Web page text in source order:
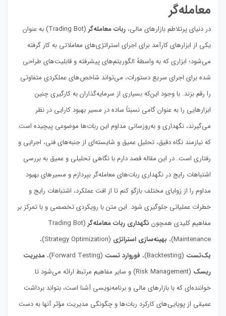
معامله‌گر
در دنیای پرتلاطم بازارهای مالی، ربات معامله‌گر
(Trading Bot) به عنوان
یکی از ابزارهای کارآمد برای اجرای استراتژی‌های معاملاتی به کار گرفته
می‌شود؛ ابزاری که به واسطهٔ الگوریتم‌های پیشرفته و قابلیت‌های طراحی
شده برای اجرای سریع دستورات، می‌تواند شاخص‌های عملکردی متفاوتی
را رقم بزند. با وجود این‌که بسیاری از سرمایه‌گذاران به کارگیری چنین
ابزارهایی را به عنوان گامی نسبتاً ساده در مسیر بهبود کارایی در نظر
می‌گیرند، نگهداری و به‌روزسانی مداوم این ربات‌ها موضوعی پیچیده است
که نیازمند نگاه دقیق، تحلیل عمیق و شایسته‌ای از جنبه‌های فنی، اجرایی و
رفتاری است. در این مقاله قصد دارم با نگاهی تحلیلی و عمیق به بررسی
اشتباهات رایج در نگهداری ربات‌های معامله‌گر بپردازم و مسیرهای بهبود
مداوم را از زوایای مختلف بازگو کنم تا از افت عملکرد، اشتباهات رایج و
خطرات عملیاتی جلوگیری شود. این متن با رویکردی تخصصی و با تمرکز بر
مفاهیم کلیدی همچون نگهداری ربات معامله‌گر (Trading Bot
Maintenance)،
بهینه‌سازی استراتژی (Strategy Optimization)،
بک‌تست (Backtesting)، فوروارد تست (Forward Testing)،
مدیریت
ریسک
(Risk Management) و سایر مفاهیم مرتبط ارائه می‌شود تا
خواننده‌ای که با بازارهای مالی و برنامه‌نویسی آشنا است، بتواند برداشت
عمیقی از پویایی‌های کارکرد ربات‌ها و چگونگی مدیریت مؤثر آنها به دست